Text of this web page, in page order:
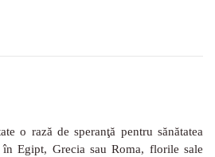
o rază de speranţă pentru sănătatea
Egipt, Grecia sau Roma, florile sale